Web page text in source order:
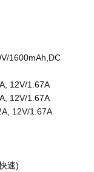
1600mAh,DC
12V/1.67A
12V/1.67A
12V/1.67A
速)